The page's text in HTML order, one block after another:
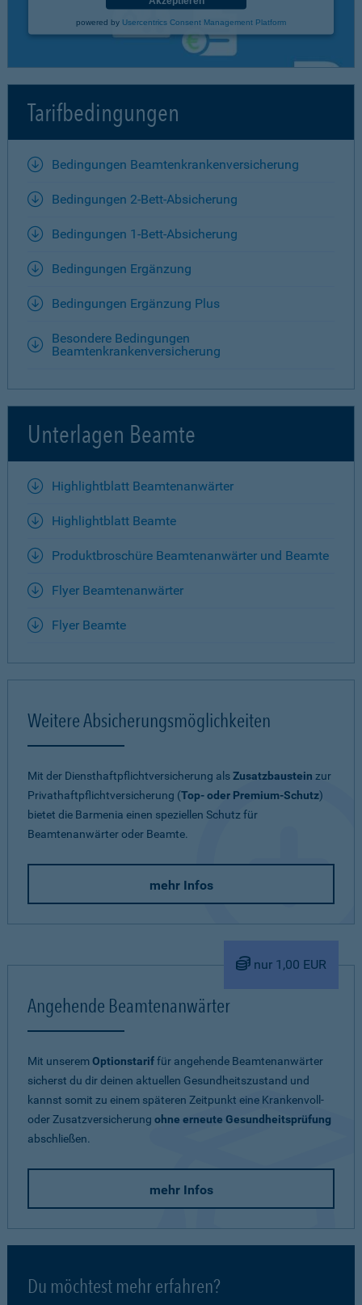
powered by Usercentrics Consent Management Platform
Tarifbedingungen
Bedingungen Beamtenkrankenversicherung
Bedingungen 2-Bett-Absicherung
Bedingungen 1-Bett-Absicherung
Bedingungen Ergänzung
Bedingungen Ergänzung Plus
Besondere Bedingungen
Beamtenkrankenversicherung
Unterlagen Beamte
Highlightblatt Beamtenanwärter
Highlightblatt Beamte
Produktbroschüre Beamtenanwärter und Beamte
Flyer Beamtenanwärter
Flyer Beamte
Weitere Absicherungsmöglichkeiten
Mit der Diensthaftpflichtversicherung alsZusatzbaustein zur
Privathaftpflichtversicherung (Top- oder Premium-Schutz)
bietet die Barmenia einen speziellen Schutz für
Beamtenanwärter oder Beamte.
mehr Infos
nur 1,00 EUR
Angehende Beamtenanwärter
Mit unseremOptionstariffür angehende Beamtenanwärter
sicherst du dir deinen aktuellen Gesundheitszustand und
kannst somit zu einem späteren Zeitpunkt eine Krankenvoll-
oder Zusatzversicherung ohne erneute Gesundheitsprüfung
abschließen.
mehr Infos
Du möchtest mehr erfahren?